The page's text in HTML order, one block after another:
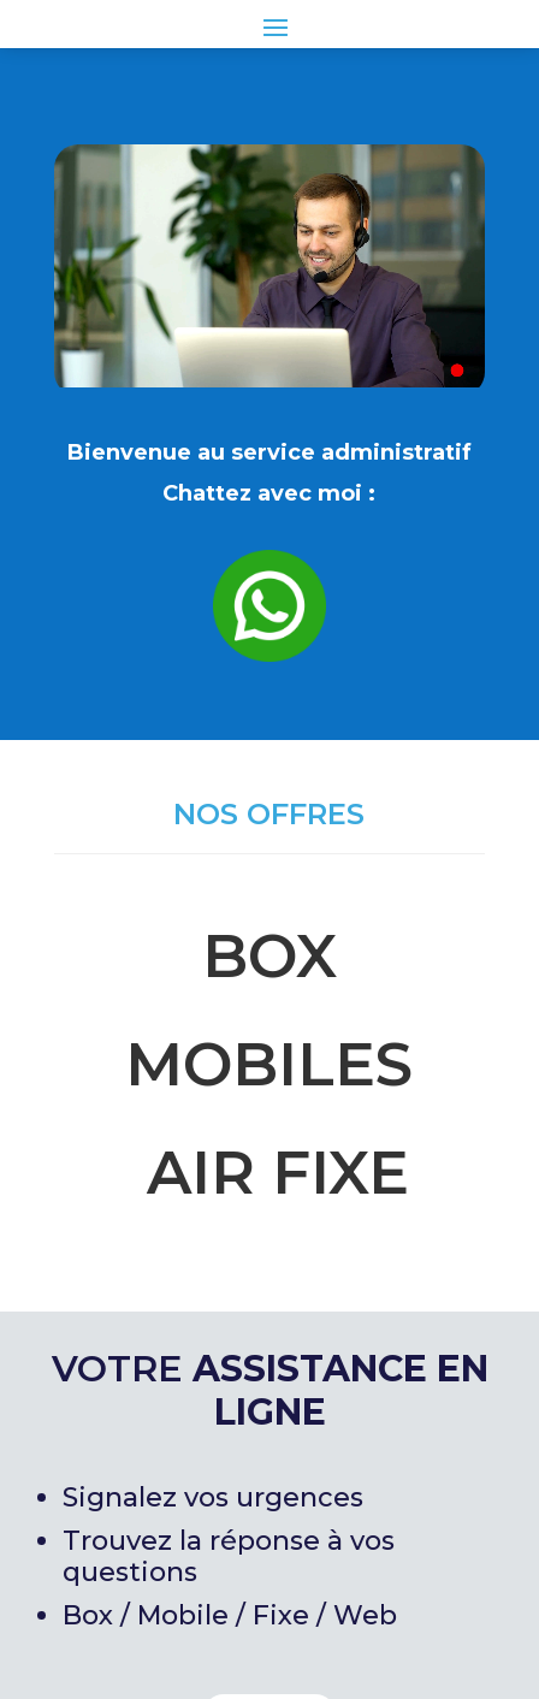
Bienvenue au service administratif
Chattez avec moi :
NOS OFFRES
BOX
MOBILES
AIR FIXE
VOTRE ASSISTANCE EN
LIGNE
Signalez vos urgences
Trouvez la réponse à vos
questions
Box / Mobile / Fixe / Web